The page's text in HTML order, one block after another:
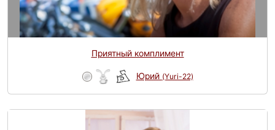
Приятный комплимент
Юрий (Yuri-22)